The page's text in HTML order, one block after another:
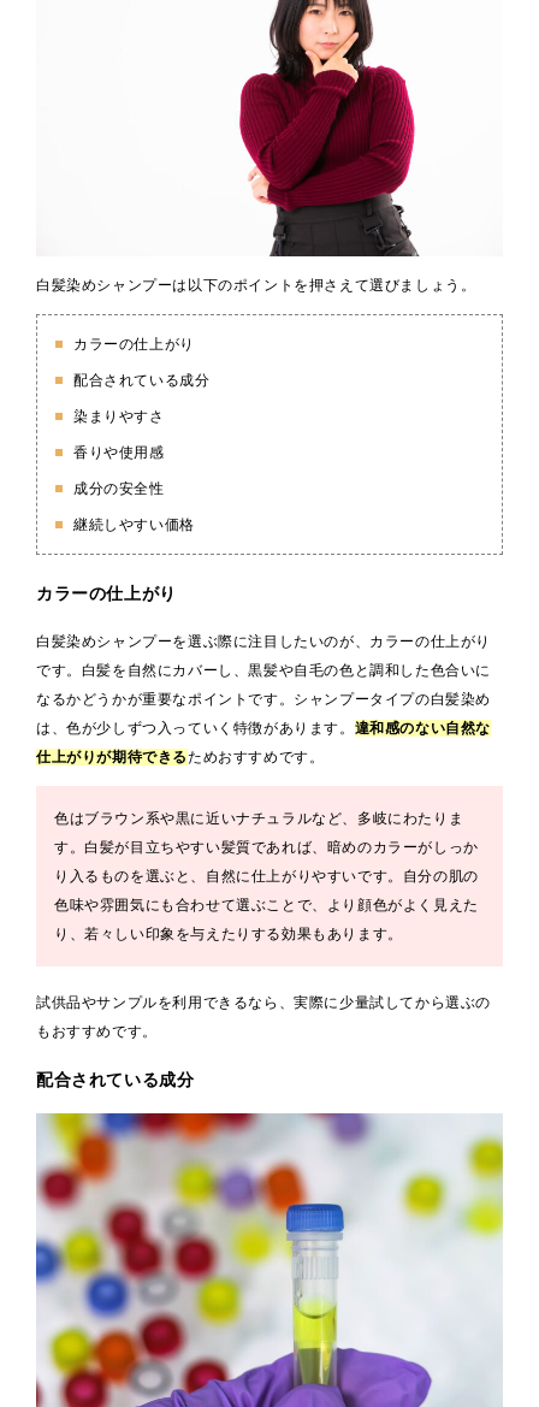
白髪染めシャンプーは以下のポイントを押さえて選びましょう。
カラーの仕上がり
配合されている成分
染まりやすさ
香りや使用感
成分の安全性
継続しやすい価格
カラーの仕上がり
白髪染めシャンプーを選ぶ際に注目したいのが、カラーの仕上がり
です。白髪を自然にカバーし、黒髪や自毛の色と調和した色合いに
なるかどうかが重要なポイントです。シャンプータイプの白髪染め
は、色が少しずつ入っていく特徴があります。 違和感のない自然な
仕上がりが期待でき るためおすすめです。
色はブラウン系や黒に近いナチュラルなど、多岐にわたりま
す。白髪が目立ちやすい髪質であれば、暗めのカラーがしっか
り入るものを選ぶと、自然に仕上がりやすいです。自分の肌の
色味や雰囲気にも合わせて選ぶことで、より顔色がよく見えた
り、若々しい印象を与えたりする効果もあります。
試供品やサンプルを利用できるなら、実際に少量試してから選ぶの
もおすすめです。
配合されている成分